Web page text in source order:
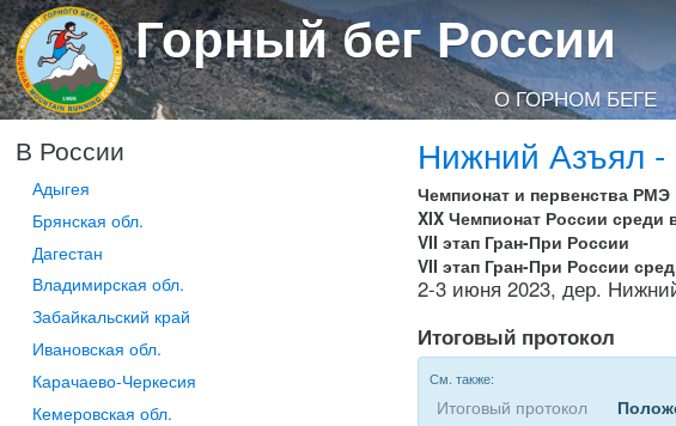
Горный бег России
О ГОРНОМ БЕГЕ
В России
Адыгея
Брянская обл.
Дагестан
Владимирская обл.
Забайкальский край
Ивановская обл.
Карачаево-Черкесия
Кемеровская обл.
Нижний Азъял -
Чемпионат и первенства РМЭ
XIX Чемпионат России среди
VII этап Гран-При России
VII этап Гран-При России
2-3 июня 2023, дер.
Итоговый протокол
См. также:
Итоговый протокол